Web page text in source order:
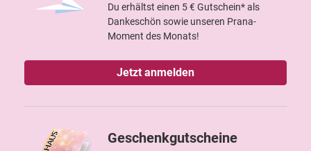
Du erhältst einen 5 € Gutschein* als
Dankeschön sowie unseren Prana-
Moment des Monats!
Jetzt anmelden
Geschenkgutscheine